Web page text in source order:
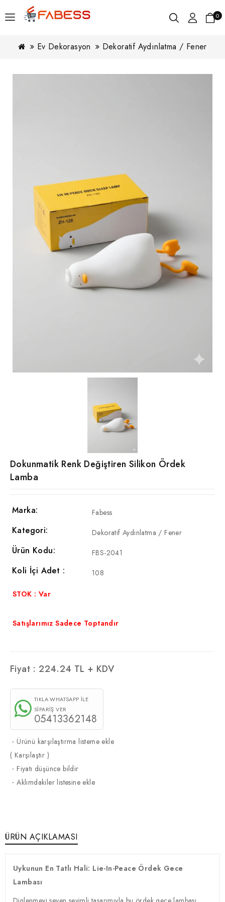
0
Ev Dekorasyon Dekoratif Aydınlatma / Fener
Dokunmatik Renk Değiştiren Silikon Ördek
Lamba
Marka: Fabess
Kategori: Dekoratif Aydınlatma / Fener
Ürün Kodu: FBS-2041
Koli İçi Adet : 108
STOK : Var
Satışlarımız Sadece Toptandır
Fiyat :224.24 TL + KDV
TIKLA WHATSAPP İLE
SİPARİŞ VER
05413362148
·Ürünü karşılaştırma listeme ekle
( Karşılaştır )
·Fiyatı düşünce bildir
·Aklımdakiler listesine ekle
ÜRÜN AÇIKLAMASI
Uykunun En Tatlı Hali: Lie-In-Peace Ördek Gece
Lambası